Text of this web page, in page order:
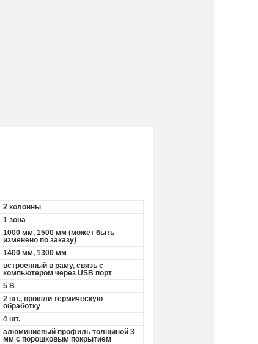
2 колонны
1 зона
1000 мм, 1500 мм (может быть
изменено по заказу)
1400 мм, 1300 мм
встроенный в раму, связь с
компьютером через USB порт
5 В
2 шт., прошли термическую
обработку
4 шт.
алюминиевый профиль толщиной 3
мм с порошковым покрытием